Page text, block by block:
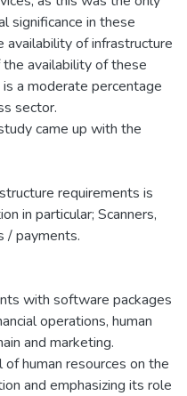
significance in these
availability of infrastructure
availability of these
a moderate percentage
sector.
came up with the
requirements is
in particular; Scanners,
/ payments.
with software packages
operations, human
and marketing.
human resources on the
and emphasizing its role